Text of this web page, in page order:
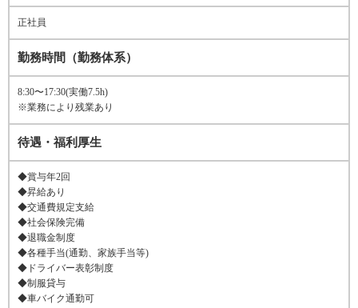
正社員
勤務時間（勤務体系）
8:30〜17:30(実働7.5h)
※業務により残業あり
待遇・福利厚生
◆賞与年2回
◆昇給あり
◆交通費規定支給
◆社会保険完備
◆退職金制度
◆各種手当(通勤、家族手当等)
◆ドライバー表彰制度
◆制服貸与
◆車バイク通勤可